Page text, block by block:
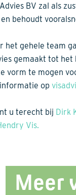
BV zal als
behoudt
het gehele team
gemaakt tot
vorm te mogen
op
u terecht bij Dirk
Vis.
Meer